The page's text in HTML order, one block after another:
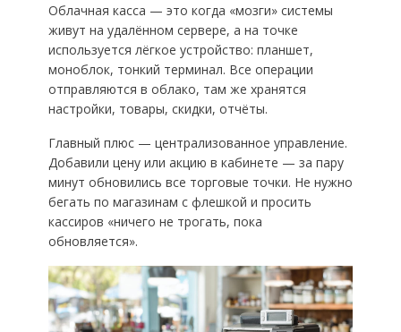
Облачная касса — это когда «мозги» системы
живут на удалённом сервере, а на точке
используется лёгкое устройство: планшет,
моноблок, тонкий терминал. Все операции
отправляются в облако, там же хранятся
настройки, товары, скидки, отчёты.
Главный плюс — централизованное управление.
Добавили цену или акцию в кабинете — за пару
минут обновились все торговые точки. Не нужно
бегать по магазинам с флешкой и просить
кассиров «ничего не трогать, пока
обновляется».